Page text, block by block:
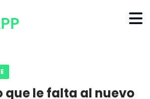
que le falta al nuevo